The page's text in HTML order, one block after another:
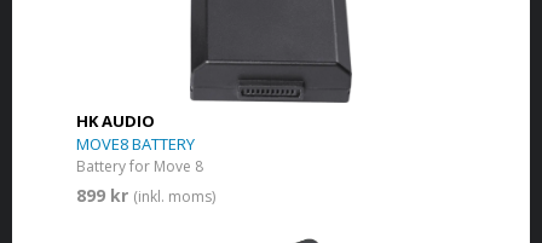
HK AUDIO
MOVE8 BATTERY
Battery for Move 8
899 kr (inkl. moms)